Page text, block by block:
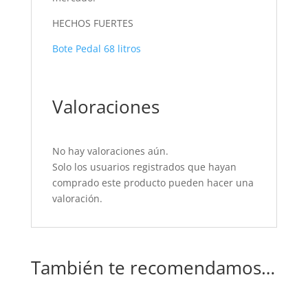
HECHOS FUERTES
Bote Pedal 68 litros
Valoraciones
No hay valoraciones aún.
Solo los usuarios registrados que hayan
comprado este producto pueden hacer una
valoración.
También te recomendamos…